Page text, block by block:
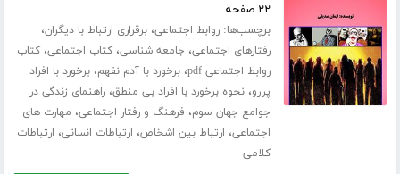
۲۲ صفحه
برچسب‌ها:روابط اجتماعی،برقراری ارتباط با دیگران،
رفتارهای اجتماعی، جامعه شناسی،کتاب اجتماعی،کتاب
روابط اجتماعی pdf
،برخورد با آدم نفهم،برخورد با افراد
پررو،نحوه برخورد با افراد بی منطق،راهنمای زندگی در
جوامع جهان سوم، فرهنگ و رفتار اجتماعی، مهارت های
اجتماعی، ارتباط بین اشخاص، ارتباطات انسانی، ارتباطات
کلامی